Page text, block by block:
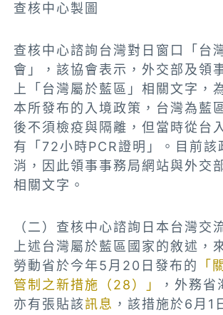
查核中心製圖
查核中心諮詢台灣對日窗口「台
會」，該協會表示，外交部及領
上「台灣屬於藍區」相關文字，
本所發布的入境政策，台灣為藍
後不須檢疫與隔離，但當時從台
有「72小時PCR證明」。目前該
消，因此領事事務局網站與外交
相關文字。
（二）查核中心諮詢日本台灣交
上述台灣屬於藍區國家的敘述，
勞動省於今年5月20日發布的
「
管制之新措施（28）」
，外務
亦有張貼該訊息 ，該措施於6月1